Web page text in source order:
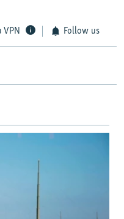
VPN Follow us